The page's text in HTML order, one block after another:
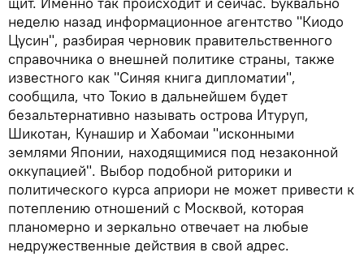
неделю назад информационное агентство "Киодо
Цусин", разбирая черновик правительственного
справочника о внешней политике страны, также
известного как "Синяя книга дипломатии",
сообщила, что Токио в дальнейшем будет
безальтернативно называть острова Итуруп,
Шикотан, Кунашир и Хабомаи "исконными
землями Японии, находящимися под незаконной
оккупацией". Выбор подобной риторики и
политического курса априори не может привести к
потеплению отношений с Москвой, которая
планомерно и зеркально отвечает на любые
недружественные действия в свой адрес.